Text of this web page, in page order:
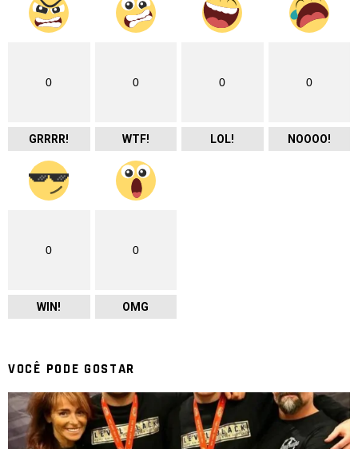
0
GRRRR!
0
WTF!
0
LOL!
0
NOOOO!
0
WIN!
0
OMG
VOCÊ PODE GOSTAR